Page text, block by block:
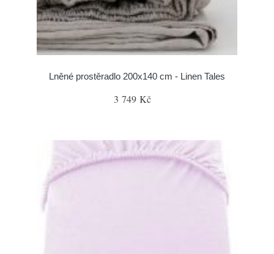
Lněné prostěradlo 200x140 cm - Linen Tales
3 749 Kč